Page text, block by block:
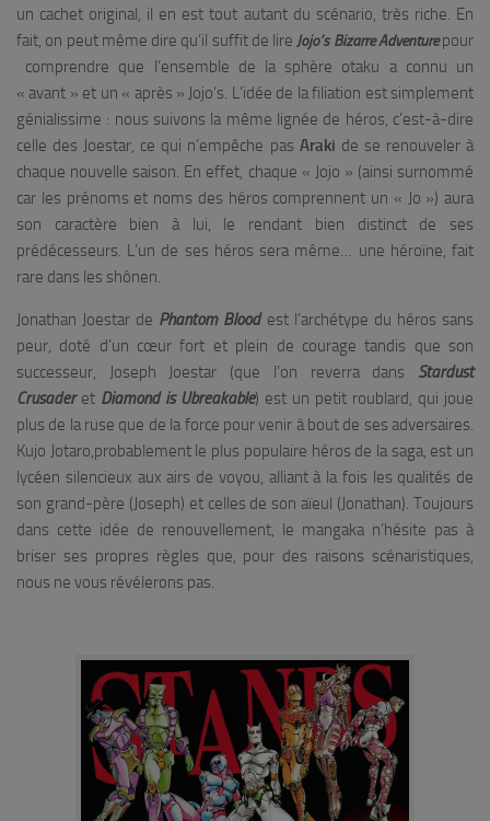
un cachet original, il en est tout autant du scénario, très riche. En
fait, on peut même dire qu’il suffit de lireJojo’s Bizarre Adventurepour
comprendre que l’ensemble de la sphère otaku a connu un
« avant » et un « après » Jojo’s. L’idée de la filiation est simplement
génialissime : nous suivons la même lignée de héros, c’est-à-dire
celle des Joestar, ce qui n’empêche pas Araki de se renouveler à
chaque nouvelle saison. En effet, chaque « Jojo » (ainsi surnommé
car les prénoms et noms des héros comprennent un « Jo ») aura
son caractère bien à lui, le rendant bien distinct de ses
prédécesseurs. L’un de ses héros sera même… une héroïne, fait
rare dans les shônen.
Jonathan Joestar de Phantom Bloodest l’archétype du héros sans
peur, doté d’un cœur fort et plein de courage tandis que son
successeur, Joseph Joestar (que l’on reverra dans Stardust
Crusaderet Diamond is Ubreakable) est un petit roublard, qui joue
plus de la ruse que de la force pour venir à bout de ses adversaires.
Kujo Jotaro,probablement le plus populaire héros de la saga, est un
lycéen silencieux aux airs de voyou, alliant à la fois les qualités de
son grand-père (Joseph) et celles de son aïeul (Jonathan). Toujours
dans cette idée de renouvellement, le mangaka n’hésite pas à
briser ses propres règles que, pour des raisons scénaristiques,
nous ne vous révélerons pas.